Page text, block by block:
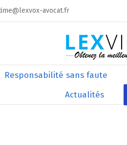
avocat.fr
Responsabilité sans faute
Actualités